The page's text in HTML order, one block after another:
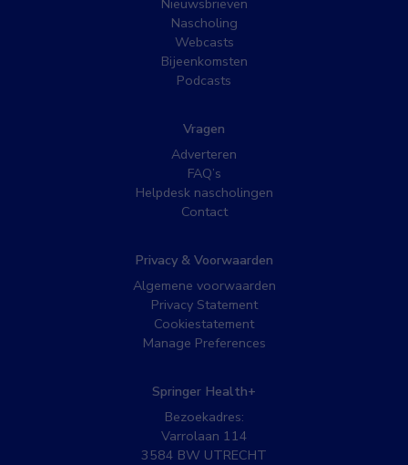
Nascholing
Webcasts
Bijeenkomsten
Podcasts
Vragen
Adverteren
FAQ’s
Helpdesk nascholingen
Contact
Privacy & Voorwaarden
Algemene voorwaarden
Privacy Statement
Cookiestatement
Manage Preferences
Springer Health+
Bezoekadres:
Varrolaan 114
3584 BW UTRECHT